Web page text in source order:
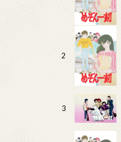
2
3